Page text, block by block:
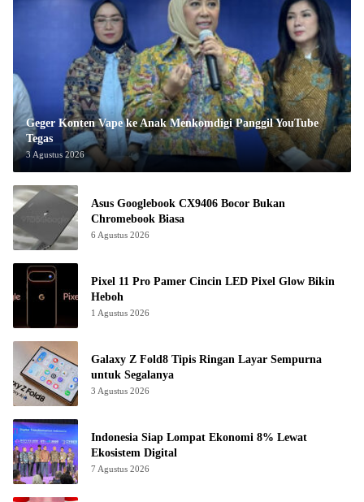
Geger Konten Vape ke Anak Menkomdigi Panggil YouTube
Tegas
3 Agustus 2026
Asus Googlebook CX9406 Bocor Bukan
Chromebook Biasa
6 Agustus 2026
Pixel 11 Pro Pamer Cincin LED Pixel Glow Bikin
Heboh
1 Agustus 2026
Galaxy Z Fold8 Tipis Ringan Layar Sempurna
untuk Segalanya
3 Agustus 2026
Indonesia Siap Lompat Ekonomi 8% Lewat
Ekosistem Digital
7 Agustus 2026